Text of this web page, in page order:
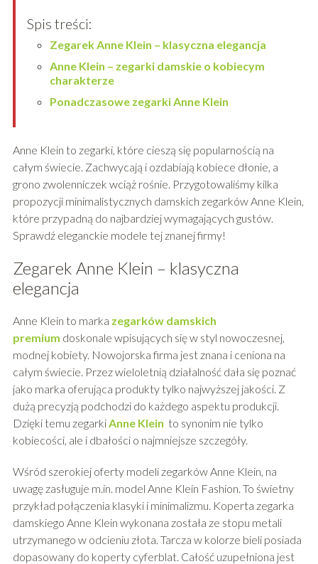
Spis treści:
Zegarek Anne Klein – klasyczna elegancja
Anne Klein – zegarki damskie o kobiecym
charakterze
Ponadczasowe zegarki Anne Klein
Anne Klein to zegarki, które cieszą się popularnością na
całym świecie. Zachwycają i ozdabiają kobiece dłonie, a
grono zwolenniczek wciąż rośnie. Przygotowaliśmy kilka
propozycji minimalistycznych damskich zegarków Anne Klein,
które przypadną do najbardziej wymagających gustów.
Sprawdź eleganckie modele tej znanej firmy!
Zegarek Anne Klein – klasyczna
elegancja
Anne Klein to marka zegarków damskich
premium doskonale wpisujących się w styl nowoczesnej,
modnej kobiety. Nowojorska firma jest znana i ceniona na
całym świecie. Przez wieloletnią działalność dała się poznać
jako marka oferująca produkty tylko najwyższej jakości. Z
dużą precyzją podchodzi do każdego aspektu produkcji.
Dzięki temu zegarki Anne Klein to synonim nie tylko
kobiecości, ale i dbałości o najmniejsze szczegóły.
Wśród szerokiej oferty modeli zegarków Anne Klein, na
uwagę zasługuje m.in. model Anne Klein Fashion. To świetny
przykład połączenia klasyki i minimalizmu. Koperta zegarka
damskiego Anne Klein wykonana została ze stopu metali
utrzymanego w odcieniu złota. Tarcza w kolorze bieli posiada
dopasowany do koperty cyferblat. Całość uzupełniona jest